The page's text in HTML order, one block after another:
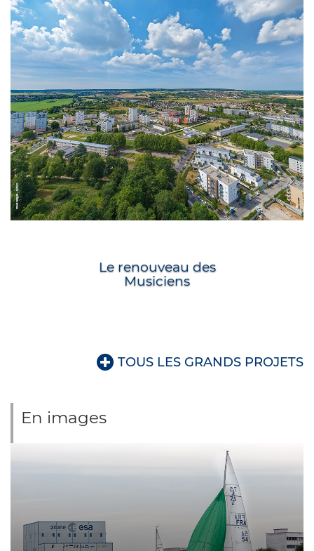
Le renouveau des
Musiciens
En images